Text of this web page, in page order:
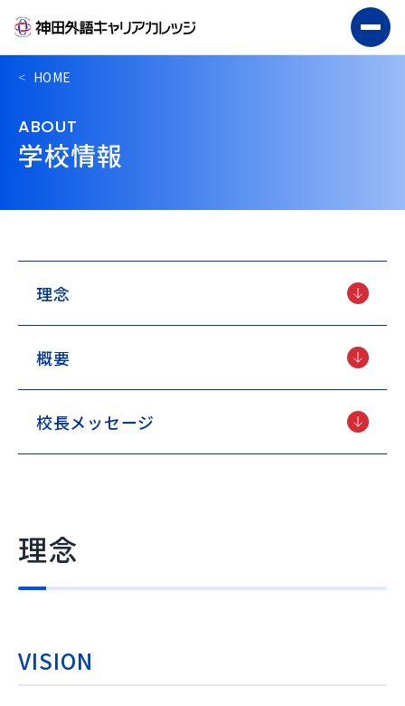
HOME
ABOUT
学校情報
理念
概要
校長メッセージ
理念
VISION